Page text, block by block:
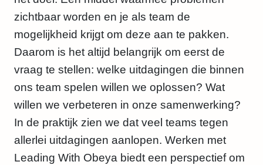
zichtbaar worden en je als team de
mogelijkheid krijgt om deze aan te pakken.
Daarom is het altijd belangrijk om eerst de
vraag te stellen: welke uitdagingen die binnen
ons team spelen willen we oplossen? Wat
willen we verbeteren in onze samenwerking?
In de praktijk zien we dat veel teams tegen
allerlei uitdagingen aanlopen. Werken met
Leading With Obeya biedt een perspectief om